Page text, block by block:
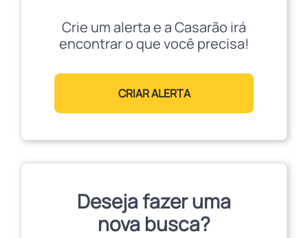
Crie um alerta e a Casarão irá
encontrar o que você precisa!
CRIAR ALERTA
Deseja fazer uma
nova busca?